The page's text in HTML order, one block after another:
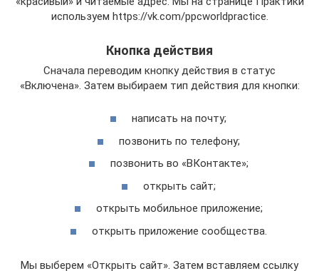
используем https://vk.com/ppcworldpractice.
Кнопка действия
Сначала переводим кнопку действия в статус
«Включена». Затем выбираем тип действия для кнопки:
написать на почту;
позвонить по телефону;
позвонить во «ВКонтакте»;
открыть сайт;
открыть мобильное приложение;
открыть приложение сообщества.
Мы выберем «Открыть сайт». Затем вставляем ссылку